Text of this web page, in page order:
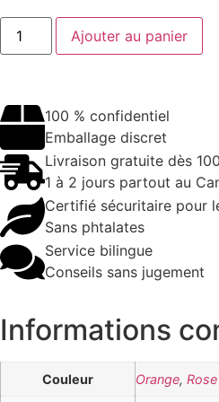
Ajouter au panier
100 % confidentiel
Emballage discret
Livraison gratuite dès
1 à 2 jours partout au
Certifié sécuritaire pour
Sans phtalates
Service bilingue
Conseils sans jugement
Informations
Couleur Orange,